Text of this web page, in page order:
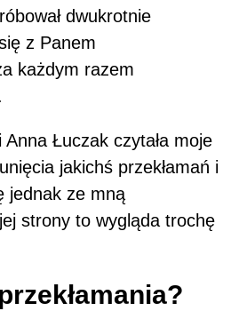
dwukrotnie
z Panem
każdym razem
Łuczak czytała moje
jakichś przekłamań i
jednak ze mną
strony to wygląda trochę